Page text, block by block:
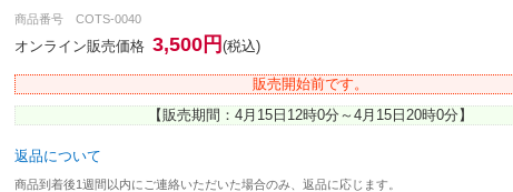
商品番号 COTS-0040
オンライン販売価格 3,500円 (税込)
販売開始前です。
【販売期間：4月15日12時0分～4月15日20時0分】
返品について
商品到着後1週間以内にご連絡いただいた場合のみ、返品に応じます。